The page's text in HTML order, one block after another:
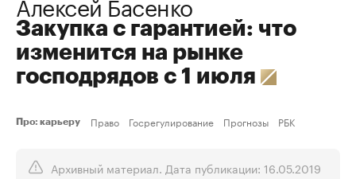
Закупка с гарантией: что
изменится на рынке
господрядов с 1 июля
Про: карьеру Право Госрегулирование Прогнозы РБК
Архивный материал. Дата публикации: 16.05.2019